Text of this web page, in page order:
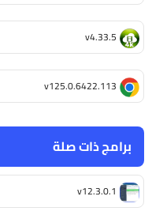
برامج ذات صلة
v12.3.0.1
v4.33.5
v125.0.6422.113